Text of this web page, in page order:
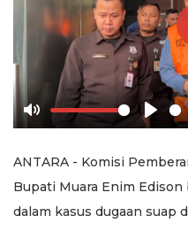
Mute Play
ANTARA - Komisi
Bupati Muara Enim
dalam kasus dugaan suap